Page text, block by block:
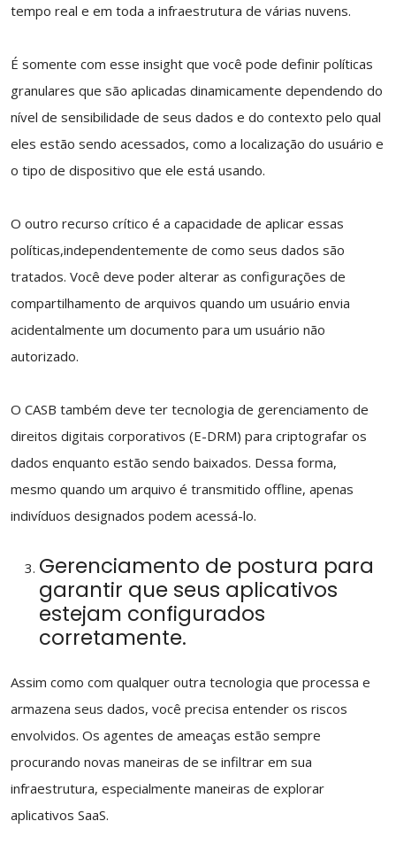
tempo real e em toda a infraestrutura de várias nuvens.
É somente com esse insight que você pode definir políticas
granulares que são aplicadas dinamicamente dependendo do
nível de sensibilidade de seus dados e do contexto pelo qual
eles estão sendo acessados, como a localização do usuário e
o tipo de dispositivo que ele está usando.
O outro recurso crítico é a capacidade de aplicar essas
políticas,independentemente de como seus dados são
tratados. Você deve poder alterar as configurações de
compartilhamento de arquivos quando um usuário envia
acidentalmente um documento para um usuário não
autorizado.
O CASB também deve ter tecnologia de gerenciamento de
direitos digitais corporativos (E-DRM) para criptografar os
dados enquanto estão sendo baixados. Dessa forma,
mesmo quando um arquivo é transmitido offline, apenas
indivíduos designados podem acessá-lo.
Gerenciamento de postura para
garantir que seus aplicativos
estejam configurados
corretamente.
Assim como com qualquer outra tecnologia que processa e
armazena seus dados, você precisa entender os riscos
envolvidos. Os agentes de ameaças estão sempre
procurando novas maneiras de se infiltrar em sua
infraestrutura, especialmente maneiras de explorar
aplicativos SaaS.